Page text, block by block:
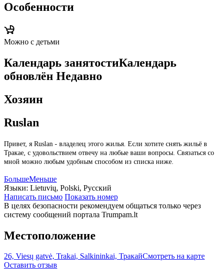
Особенности
Можно с детьми
Календарь занятостиКалендарь
обновлён Недавно
Хозяин
Ruslan
Привет, я Ruslan - владелец этого жилья. Если хотите снять жильё в
Тракае, с удовольствием отвечу на любые ваши вопросы. Связаться со
мной можно любым удобным способом из списка ниже.
БольшеМеньше
Языки: Lietuvių, Polski, Русский
Написать письмо Показать номер
В целях безопасности рекомендуем общаться только через
систему сообщений портала Trumpam.lt
Местоположение
26, Viesų gatvė, Trakai, Salkininkai, ТракайСмотреть на карте
Оставить отзыв